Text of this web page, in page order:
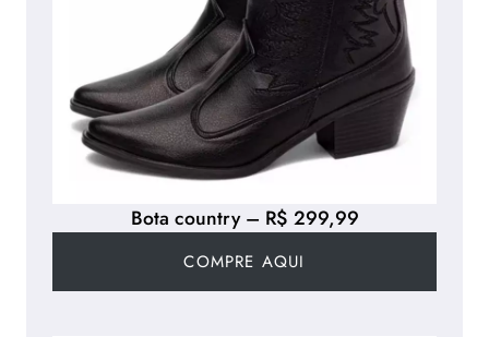
Bota country – R$ 299,99
COMPRE AQUI